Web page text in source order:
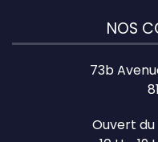
NOS
73b
Ouvert du